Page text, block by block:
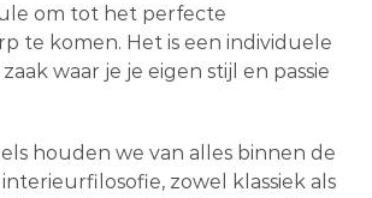
om tot het perfecte
te komen. Het is een individuele
waar je je eigen stijl en passie
houden we van alles binnen de
zowel klassiek als